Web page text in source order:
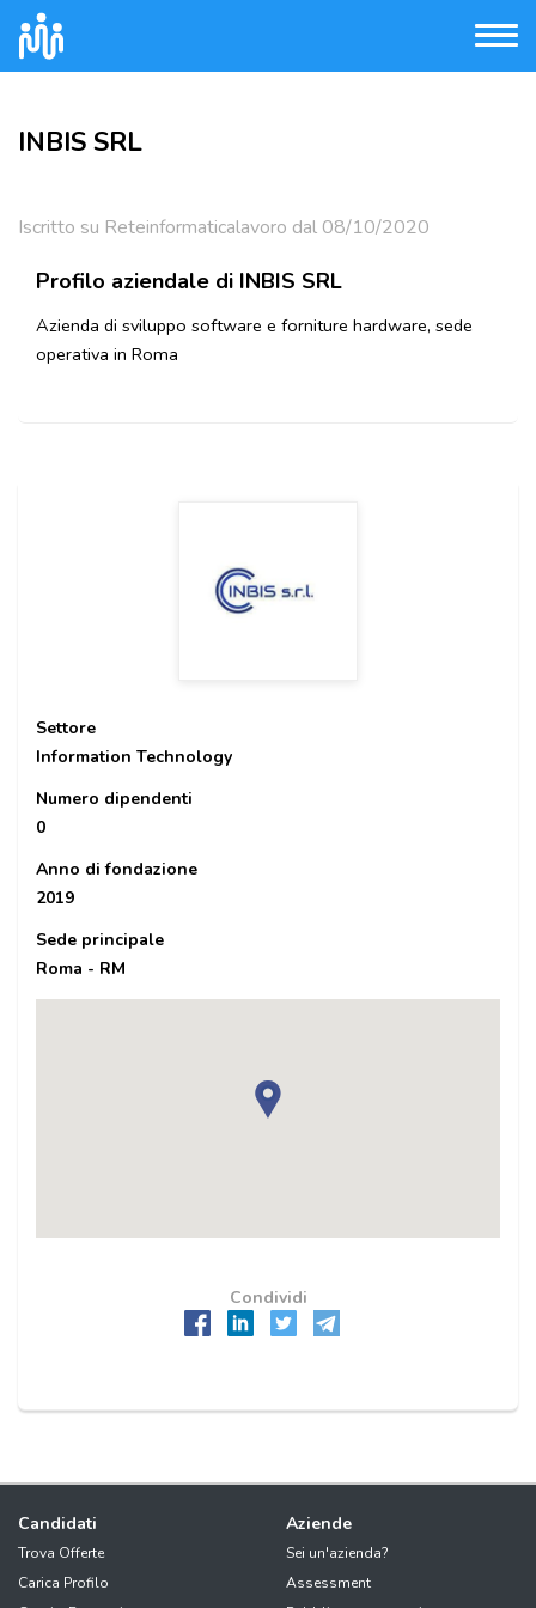
INBIS SRL
Iscritto su Reteinformaticalavoro dal 08/10/2020
Profilo aziendale di INBIS SRL
Azienda di sviluppo software e forniture hardware, sede
operativa in Roma
Settore
Information Technology
Numero dipendenti
0
Anno di fondazione
2019
Sede principale
Roma - RM
Condividi
Candidati
Trova Offerte
Carica Profilo
Aziende
Sei un'azienda?
Assessment